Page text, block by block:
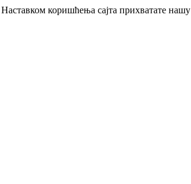
коришћења сајта прихватате нашу